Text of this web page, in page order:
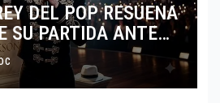
DEL POP RESUENA
SU PARTIDA ANTE
DE SU BIOPIC EN